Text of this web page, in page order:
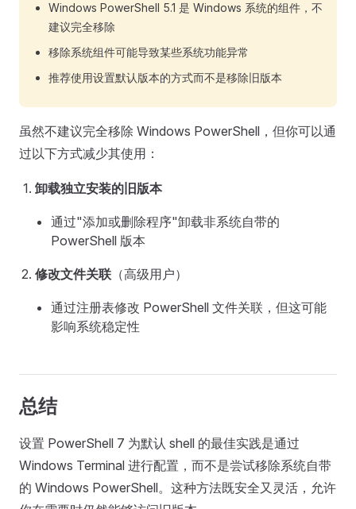
Windows PowerShell 5.1 是 Windows 系统的组件，不
建议完全移除
移除系统组件可能导致某些系统功能异常
推荐使用设置默认版本的方式而不是移除旧版本
虽然不建议完全移除 Windows PowerShell，但你可以通
过以下方式减少其使用：
卸载独立安装的旧版本
通过"添加或删除程序"卸载非系统自带的
PowerShell 版本
修改文件关联 （高级用户）
通过注册表修改 PowerShell 文件关联，但这可能
影响系统稳定性
总结
设置 PowerShell 7 为默认 shell 的最佳实践是通过
Windows Terminal 进行配置，而不是尝试移除系统自带
的 Windows PowerShell。这种方法既安全又灵活，允许